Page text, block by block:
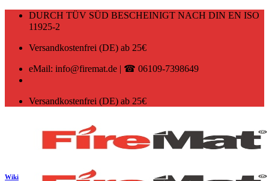
Zum
DURCH TÜV SÜD BESCHEINIGT NACH DIN EN ISO
11925-2
Versandkostenfrei (DE) ab 25€
eMail: info@firemat.de | ☎ 06109-7398649
Versandkostenfrei (DE) ab 25€
Wiki